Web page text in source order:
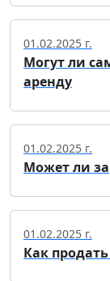
01.02.2025 г.
Могут ли
аренду
01.02.2025 г.
Может ли
01.02.2025 г.
Как